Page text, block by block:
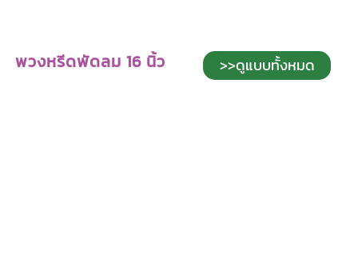
พวงหรีดพัดลม 16 นิ้ว >>ดูแบบทั้งหมด